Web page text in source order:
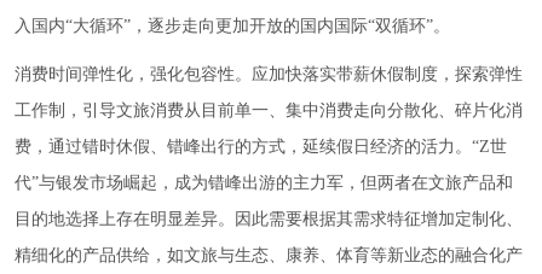
入国内“大循环”，逐步走向更加开放的国内国际“双循环”。
消费时间弹性化，强化包容性。应加快落实带薪休假制度，探索弹性
工作制，引导文旅消费从目前单一、集中消费走向分散化、碎片化消
费，通过错时休假、错峰出行的方式，延续假日经济的活力。“Z世
代”与银发市场崛起，成为错峰出游的主力军，但两者在文旅产品和
目的地选择上存在明显差异。因此需要根据其需求特征增加定制化、
精细化的产品供给，如文旅与生态、康养、体育等新业态的融合化产